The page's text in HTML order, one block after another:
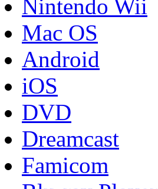
Nintendo Wii
Mac OS
Android
iOS
DVD
Dreamcast
Famicom